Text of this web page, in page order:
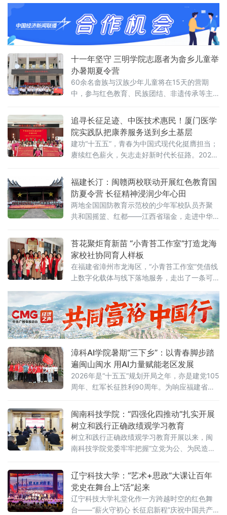
公园工作人员反复对接，逐项调试灯光和收音
设备，对台词和肢体动作进行多轮打磨。正式
开演时，现场观众
十一年坚守 三明学院志愿者为畲乡儿童举
办暑期夏令营
60余名畲族与汉族少年儿童将在15天的营期
中，参与红色教育、民族团结、非遗传承等主
行。孩子们在“正衣冠”“拜师礼”中端正仪容，
在“朱砂启智”“开笔礼”和齐诵《弟子规》中感受
传统文化。志愿服务队还将今年筹集善款购
追寻长征足迹、中医技术惠民！厦门医学
院实践队把康养服务送到乡土基层
建功“十五五”，青春为中国式现代化挺膺担当；
赓续红色薪火，矢志走好新时代长征路。2026
安县沙建镇作为厦门医学院院地共建实践基
地，是学校常态化实践育人、服务基层的重要
平台。7月11日，厦门医学院康复专业志愿服务
队联合校推拿协会，共同组建“丹心弘医，厦沙
同行”实践队，奔赴华安县沙建镇开展暑期“三下
福建长汀：闽赣两校联动开展红色教育国
防夏令营 长征精神浸润少年心田
两地全国国防教育示范校的少年军校队员齐聚
共和国摇篮、红都——江西省瑞金，走进中华
踏寻革命足迹、感悟苏区精神、锤炼国防素
养，深化青少年国防教育，开启了一场沉浸式
红色
苔花聚炬育新苗 “小青苔工作室”打造龙海
家校社协同育人样板
在福建省漳州市龙海区，“小青苔工作室”凭借线
上数字化载体与线下落地服务，走出了一条可
区域家庭教育与思政育人的亮眼品牌。工作室
以同名微信公众号为数字化育人主阵地，开设
道德与法治学科教研、家庭教育指导、教师成
长感悟等特色板块。自2024年11月起，固定每
上
漳科AI学院暑期“三下乡”：以青春脚步踏
遍闽山闽水 用AI力量赋能老区发展
2026年是“十五五”规划开局之年，亦是建党105
周年、红军长征胜利90周年。为响应福建省暑
组建实践团，奔赴漳州云霄、平和多地开展暑
期“三下乡”社会实践活动。学子们追寻红色足
迹、深耕基层服务、发挥专业优势、厚植家国
情怀，以青春实干践行使命担当，用AI科创力量
赋能基层发展。溯源红色根脉 励志前行传承革
闽南科技学院：“四强化四推动”扎实开展
树立和践行正确政绩观学习教育
树立和践行正确政绩观学习教育开展以来，闽
南科技学院党委牢牢把握“立党为公、为民造
一体推进，紧密结合学校实际，精心组织实
施，通过“四强化四推动”确保学习教育扎实有序
开展，以良好的学习教育成效凝聚干事创业合
力。
辽宁科技大学：“艺术+思政”大课让百年
党史在舞台上“活”起来
辽宁科技大学礼堂化作一方跨越时空的红色舞
台——“薪火守初心 长征启新程”庆祝中国共产